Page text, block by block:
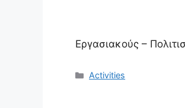
Εργασιακούς –
Κατηγορίες
Activities